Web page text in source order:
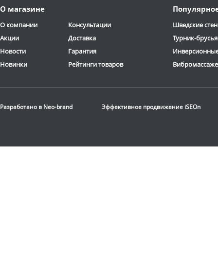
дня
Доставка:
ОТЗЫВОВ: 13
DFCING72G
О магазине
О компании
Акции
Новости
Новинки
Консультации
Доставка
Гарантия
Рейтинги товаров
Шведские
Турник-
Разработано в Neo-brand Эффективное продвижение iSEOn